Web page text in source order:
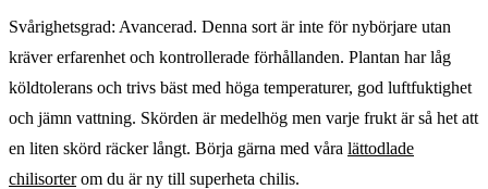
Svårighetsgrad: Avancerad. Denna sort är inte för nybörjare utan
kräver erfarenhet och kontrollerade förhållanden. Plantan har låg
köldtolerans och trivs bäst med höga temperaturer, god luftfuktighet
och jämn vattning. Skörden är medelhög men varje frukt är så het att
en liten skörd räcker långt. Börja gärna med våra lättodlade
chilisorterom du är ny till superheta chilis.